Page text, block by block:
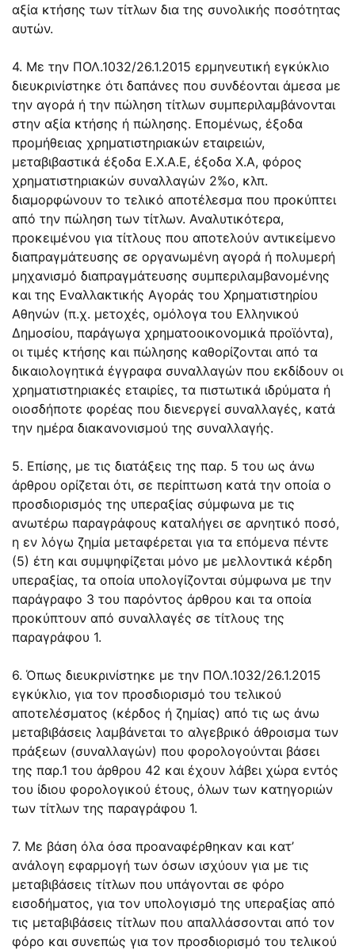
αξία κτήσης των τίτλων δια της συνολικής ποσότητας
αυτών.
4. Με την ΠΟΛ.1032/26.1.2015 ερμηνευτική εγκύκλιο
διευκρινίστηκε ότι δαπάνες που συνδέονται άμεσα με
την αγορά ή την πώληση τίτλων συμπεριλαμβάνονται
στην αξία κτήσης ή πώλησης. Επομένως, έξοδα
προμήθειας χρηματιστηριακών εταιρειών,
μεταβιβαστικά έξοδα Ε.Χ.Α.Ε, έξοδα Χ.Α, φόρος
χρηματιστηριακών συναλλαγών 2%ο, κλπ.
διαμορφώνουν το τελικό αποτέλεσμα που προκύπτει
από την πώληση των τίτλων. Αναλυτικότερα,
προκειμένου για τίτλους που αποτελούν αντικείμενο
διαπραγμάτευσης σε οργανωμένη αγορά ή πολυμερή
μηχανισμό διαπραγμάτευσης συμπεριλαμβανομένης
και της Εναλλακτικής Αγοράς του Χρηματιστηρίου
Αθηνών (π.χ. μετοχές, ομόλογα του Ελληνικού
Δημοσίου, παράγωγα χρηματοοικονομικά προϊόντα),
οι τιμές κτήσης και πώλησης καθορίζονται από τα
δικαιολογητικά έγγραφα συναλλαγών που εκδίδουν οι
χρηματιστηριακές εταιρίες, τα πιστωτικά ιδρύματα ή
οιοσδήποτε φορέας που διενεργεί συναλλαγές, κατά
την ημέρα διακανονισμού της συναλλαγής.
5. Επίσης, με τις διατάξεις της παρ. 5 του ως άνω
άρθρου ορίζεται ότι, σε περίπτωση κατά την οποία ο
προσδιορισμός της υπεραξίας σύμφωνα με τις
ανωτέρω παραγράφους καταλήγει σε αρνητικό ποσό,
η εν λόγω ζημία μεταφέρεται για τα επόμενα πέντε
(5) έτη και συμψηφίζεται μόνο με μελλοντικά κέρδη
υπεραξίας, τα οποία υπολογίζονται σύμφωνα με την
παράγραφο 3 του παρόντος άρθρου και τα οποία
προκύπτουν από συναλλαγές σε τίτλους της
παραγράφου 1.
6. Όπως διευκρινίστηκε με την ΠΟΛ.1032/26.1.2015
εγκύκλιο, για τον προσδιορισμό του τελικού
αποτελέσματος (κέρδος ή ζημίας) από τις ως άνω
μεταβιβάσεις λαμβάνεται το αλγεβρικό άθροισμα των
πράξεων (συναλλαγών) που φορολογούνται βάσει
της παρ.1 του άρθρου 42 και έχουν λάβει χώρα εντός
του ίδιου φορολογικού έτους, όλων των κατηγοριών
των τίτλων της παραγράφου 1.
7. Με βάση όλα όσα προαναφέρθηκαν και κατ’
ανάλογη εφαρμογή των όσων ισχύουν για με τις
μεταβιβάσεις τίτλων που υπάγονται σε φόρο
εισοδήματος, για τον υπολογισμό της υπεραξίας από
τις μεταβιβάσεις τίτλων που απαλλάσσονται από τον
φόρο και συνεπώς για τον προσδιορισμό του τελικού